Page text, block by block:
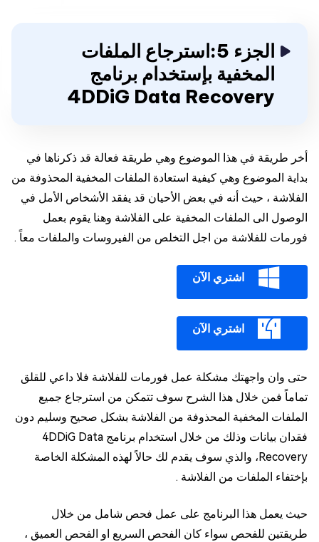
الجزء 5:استرجاع الملفات
المخفية بإستخدام برنامج
4DDiG Data Recovery
أخر طريقة في هذا الموضوع وهي طريقة فعالة قد ذكرناها في
بداية الموضوع وهي كيفية استعادة الملفات المخفية المحذوفة من
الفلاشة ، حيث أنه في بعض الأحيان قد يفقد الأشخاص الأمل في
الوصول الى الملفات المخفية على الفلاشة وهنا يقوم بعمل
فورمات للفلاشة من اجل التخلص من الفيروسات والملفات معاً .
اشتري الآن
اشتري الآن
حتى وان واجهتك مشكلة عمل فورمات للفلاشة فلا داعي للقلق
تماماً فمن خلال هذا الشرح سوف تتمكن من استرجاع جميع
الملفات المخفية المحذوفة من الفلاشة بشكل صحيح وسليم دون
فقدان بيانات وذلك من خلال استخدام برنامج 4DDiG Data
Recovery، والذي سوف يقدم لك حالاً لهذه المشكلة الخاصة
بإختفاء الملفات من الفلاشة .
حيث يعمل هذا البرنامج على عمل فحص شامل من خلال
طريقتين للفحص سواء كان الفحص السريع او الفحص العميق ،